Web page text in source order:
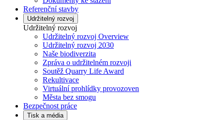
Referenční stavby
Udržitelný rozvoj
Udržitelný rozvoj
Udržitelný rozvoj Overview
Udržitelný rozvoj 2030
Naše biodiverzita
Zpráva o udržitelném rozvoji
Soutěž Quarry Life Award
Rekultivace
Virtuální prohlídky provozoven
Města bez smogu
Bezpečnost práce
Tisk a média